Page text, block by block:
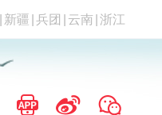
新疆 兵团 云南 浙江